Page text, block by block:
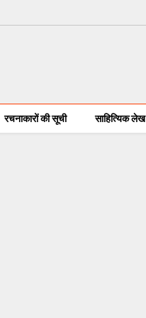
रचनाकारों की सूची साहित्यिक लेख